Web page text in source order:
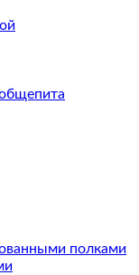
полками